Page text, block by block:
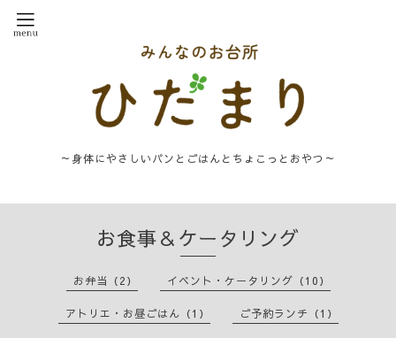
～身体にやさしいパンとごはんとちょこっとおやつ～
お食事＆ケータリング
お弁当（2） イベント・ケータリング（10）
アトリエ・お昼ごはん（1） ご予約ランチ（1）